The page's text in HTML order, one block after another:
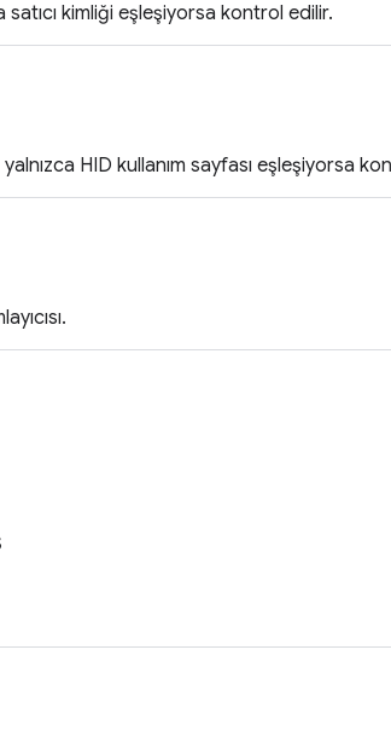
satıcı kimliği eşleşiyorsa kontrol edilir.
yalnızca HID kullanım sayfası eşleşiyorsa